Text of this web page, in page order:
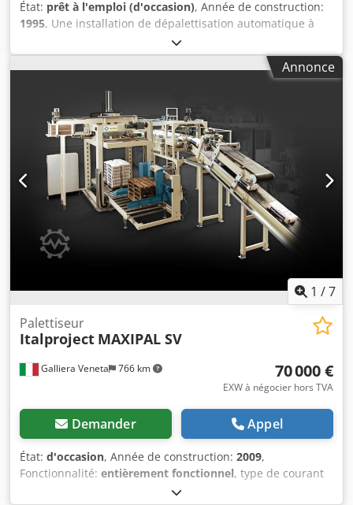
État: prêt à l'emploi (d'occasion), Année de construction:
1995, Une installation de dépalettisation automatique à
couches, de marque Krones, est disponible. Format des
palettes X/Y : 1 200 mm/1 100 mm, hauteur maximale des
palettes : 2 110 mm, sens de déplacement des palettes :
longitudinal, capacité maximale de dépalettisation :
8 000 conteneurs/heure, formats de volume des
conteneurs : 200 ml/375 ml/750 ml/1 000 ml, plage de
diamètres des conteneurs : 55,5 mm à 89,5 mm, plage de
hauteurs des conteneurs : 205,5 mm à 310 mm, hauteur
de transport des conteneurs : 3 290 mm, hauteur de
transport des palettes : 550 mm. Dimensions de la
machine X/Y/Z : environ 6 300 mm/2 200 mm/3 350 mm,
poids : environ 3 800 kg. Documentation disponible. Une
visite sur site est possible. Crsdpfezl U Nuex Aitef
Annonce
1 /7
Galliera Veneta 766 km
Palettiseur
Italproject MAXIPAL SV
70 000 €
EXW à négocier hors TVA
Demander Appel
État: d'occasion, Année de construction: 2009,
Fonctionnalité: entièrement fonctionnel, type de courant
, hauteur d'encombrement: